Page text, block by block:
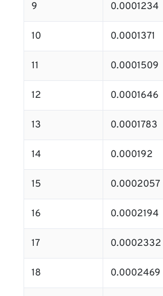
9 0.0001234
10 0.0001371
11 0.0001509
12 0.0001646
13 0.0001783
14 0.000192
15 0.0002057
16 0.0002194
17 0.0002332
18 0.0002469